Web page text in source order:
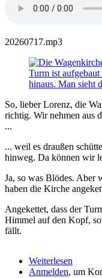
20260717.mp3
So, lieber Lorenz, die
richtig. Wir nehmen aus
...
... weil es draußen
hinweg. Da können wir
Ja, so was Blödes. Aber
haben die Kirche
Angekettet, dass der
Himmel auf den Kopf,
fällt.
Weiterlesen
Anmelden, um